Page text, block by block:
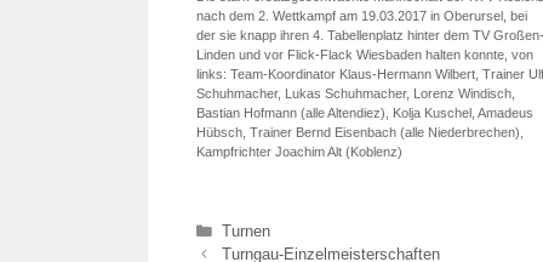
nach dem 2. Wettkampf am 19.03.2017 in Oberursel, bei
der sie knapp ihren 4. Tabellenplatz hinter dem TV Großen-
Linden und vor Flick-Flack Wiesbaden halten konnte, von
links: Team-Koordinator Klaus-Hermann Wilbert, Trainer Ulf
Schuhmacher, Lukas Schuhmacher, Lorenz Windisch,
Bastian Hofmann (alle Altendiez), Kolja Kuschel, Amadeus
Hübsch, Trainer Bernd Eisenbach (alle Niederbrechen),
Kampfrichter Joachim Alt (Koblenz)
Kategorien
Turnen
Turngau-Einzelmeisterschaften